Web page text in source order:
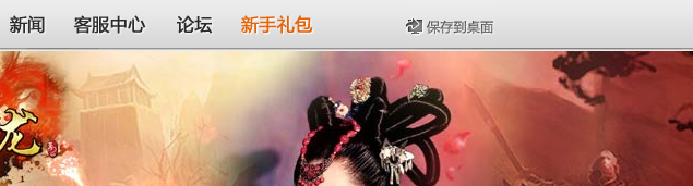
新闻 客服中心 论坛 新手礼包 保存到桌面